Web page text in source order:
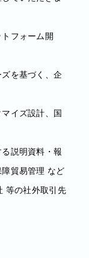
フォーム開
を基づく、企
イズ設計、国
説明資料・報
貿易管理 など
等の社外取引先